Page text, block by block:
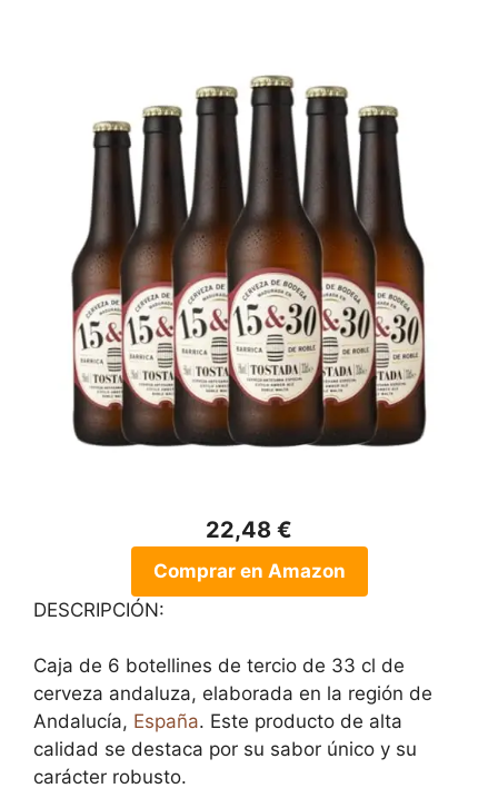
22,48 €
Comprar en Amazon
DESCRIPCIÓN:
Caja de 6 botellines de tercio de 33 cl de
cerveza andaluza, elaborada en la región de
Andalucía, España. Este producto de alta
calidad se destaca por su sabor único y su
carácter robusto.